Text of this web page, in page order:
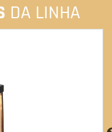
DA LINHA